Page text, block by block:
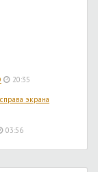
20:35
экрана
03:56